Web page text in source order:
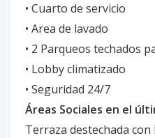
•⁠ ⁠Cuarto de servicio
•⁠ ⁠Area de lavado
•⁠ ⁠2 Parqueos techados
•⁠ ⁠Lobby climatizado
•⁠ ⁠Seguridad 24/7
Áreas Sociales en el
Terraza destechada con